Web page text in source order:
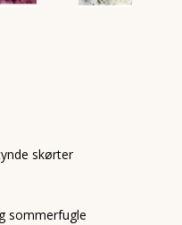
skørter
sommerfugle